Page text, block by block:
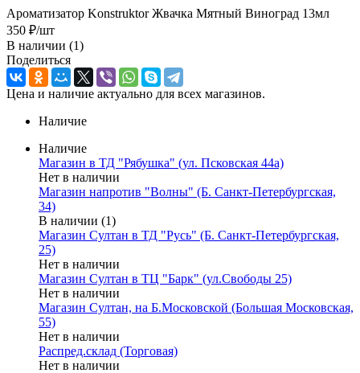
Ароматизатор Konstruktor Жвачка Мятный Виноград 13мл
350 ₽/шт
В наличии (1)
Поделиться
Цена и наличие актуально для всех магазинов.
Наличие
Наличие
Магазин в ТД "Рябушка" (ул. Псковская 44а)
Нет в наличии
Магазин напротив "Волны" (Б. Санкт-Петербургская,
34)
В наличии (1)
Магазин Султан в ТД "Русь" (Б. Санкт-Петербургская,
25)
Нет в наличии
Магазин Султан в ТЦ "Барк" (ул.Свободы 25)
Нет в наличии
Магазин Султан, на Б.Московской (Большая Московская,
55)
Нет в наличии
Распред.склад (Торговая)
Нет в наличии